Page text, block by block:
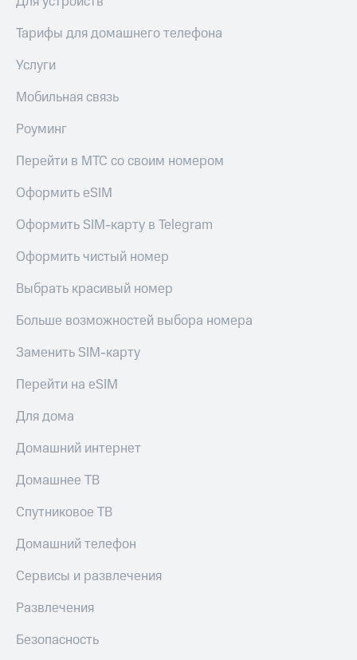
Тарифы для домашнего телефона
Услуги
Мобильная связь
Роуминг
Перейти в МТС со своим номером
Оформить eSIM
Оформить SIM-карту в Telegram
Оформить чистый номер
Выбрать красивый номер
Больше возможностей выбора номера
Заменить SIM-карту
Перейти на eSIM
Для дома
Домашний интернет
Домашнее ТВ
Спутниковое ТВ
Домашний телефон
Сервисы и развлечения
Развлечения
Безопасность